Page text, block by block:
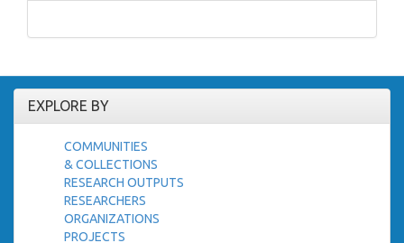
EXPLORE BY
COMMUNITIES
& COLLECTIONS
RESEARCH OUTPUTS
RESEARCHERS
ORGANIZATIONS
PROJECTS